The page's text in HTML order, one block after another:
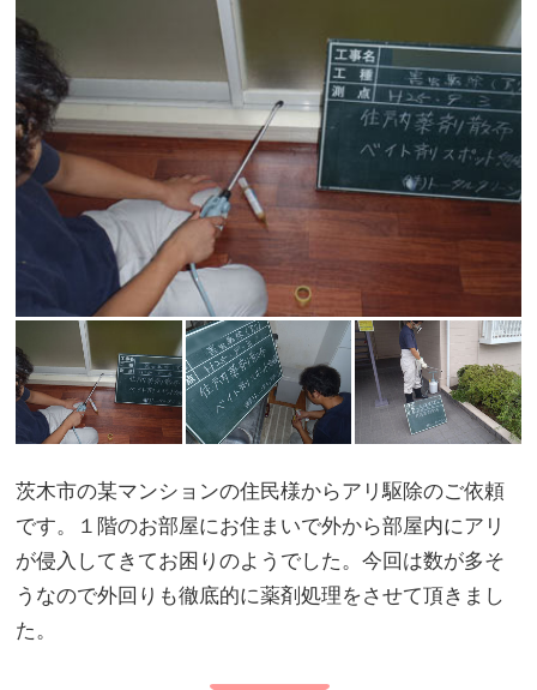
茨木市の某マンションの住民様からアリ駆除のご依頼
です。１階のお部屋にお住まいで外から部屋内にアリ
が侵入してきてお困りのようでした。今回は数が多そ
うなので外回りも徹底的に薬剤処理をさせて頂きまし
た。